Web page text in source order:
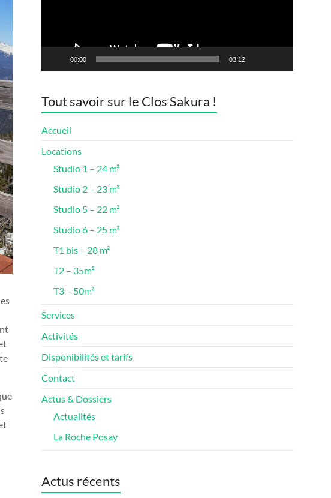
00:00 03:12
Tout savoir sur le Clos Sakura !
Accueil
Locations
Studio 1 – 24 m²
Studio 2 – 23 m²
Studio 5 – 22 m²
Studio 6 – 25 m²
T1 bis – 28 m²
T2 – 35m²
T3 – 50m²
Services
Activités
Disponibilités et tarifs
Contact
Actus & Dossiers
Actualités
La Roche Posay
Actus récents